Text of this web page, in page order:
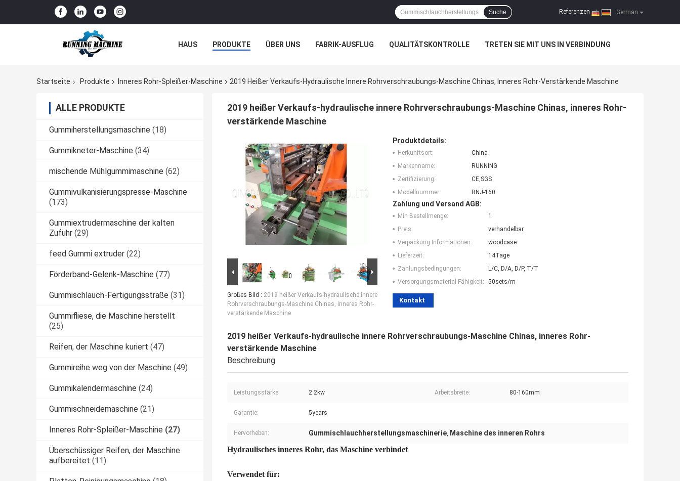
German
Referenzen |
Suche
HAUS PRODUKTE ÜBER UNS FABRIK-AUSFLUG QUALITÄTSKONTROLLE TRETEN SIE MIT UNS IN VERBINDUNG
Startseite
Produkte Inneres Rohr-Spleißer-Maschine 2019 Heißer Verkaufs-Hydraulische Innere Rohrverschraubungs-Maschine Chinas, Inneres Rohr-Verstärkende Maschine
ALLE PRODUKTE
Gummiherstellungsmaschine (18)
Gummikneter-Maschine (34)
mischende Mühlgummimaschine (62)
Gummivulkanisierungspresse-Maschine
(173)
Gummiextrudermaschine der kalten
Zufuhr (29)
feed Gummi extruder (22)
Förderband-Gelenk-Maschine (77)
Gummischlauch-Fertigungsstraße (31)
Gummifliese, die Maschine herstellt
(25)
Reifen, der Maschine kuriert (47)
Gummireihe weg von der Maschine (49)
Gummikalendermaschine (24)
Gummischneidemaschine (21)
Inneres Rohr-Spleißer-Maschine (27)
Überschüssiger Reifen, der Maschine
aufbereitet (11)
2019 heißer Verkaufs-hydraulische innere Rohrverschraubungs-Maschine Chinas, inneres Rohr-
verstärkende Maschine
Großes Bild : 2019 heißer Verkaufs-hydraulische innere
Rohrverschraubungs-Maschine Chinas, inneres Rohr-
verstärkende Maschine
Produktdetails:
Herkunftsort:
China
Markenname:
RUNNING
Zertifizierung:
CE,SGS
Modellnummer:
RNJ-160
Zahlung und Versand AGB:
Min Bestellmenge:
1
Preis:
verhandelbar
Verpackung Informationen:
woodcase
Lieferzeit:
14Tage
Zahlungsbedingungen:
L/C, D/A, D/P, T/T
Versorgungsmaterial-Fähigkeit:
50sets/m
Kontakt
2019 heißer Verkaufs-hydraulische innere Rohrverschraubungs-Maschine Chinas, inneres Rohr-
verstärkende Maschine
Beschreibung
Leistungsstärke: 2.2kw Arbeitsbreite: 80-160mm
Garantie: 5years
Hervorheben: Gummischlauchherstellungsmaschinerie, Maschine des inneren Rohrs
Hydraulisches inneres Rohr, das Maschine verbindet
Verwendet für: